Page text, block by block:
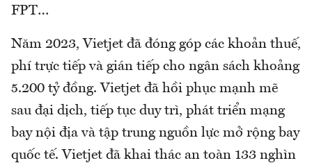
FPT…
Năm 2023, Vietjet đã đóng góp các khoản thuế,
phí trực tiếp và gián tiếp cho ngân sách khoảng
5.200 tỷ đồng. Vietjet đã hồi phục mạnh mẽ
sau đại dịch, tiếp tục duy trì, phát triển mạng
bay nội địa và tập trung nguồn lực mở rộng bay
quốc tế. Vietjet đã khai thác an toàn 133 nghìn